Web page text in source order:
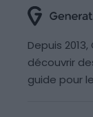
Depuis
découvrir
guide pour